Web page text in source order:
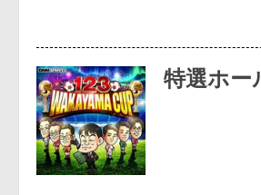
特選ホ